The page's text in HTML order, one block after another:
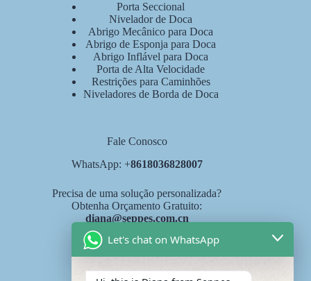
Porta Seccional
Nivelador de Doca
Abrigo Mecânico para Doca
Abrigo de Esponja para Doca
Abrigo Inflável para Doca
Porta de Alta Velocidade
Restrições para Caminhões
Niveladores de Borda de Doca
Fale Conosco
WhatsApp: +8618036828007
Precisa de uma solução personalizada?
Obtenha Orçamento Gratuito:
diana@seppes.com.cn
Let's chat on WhatsApp